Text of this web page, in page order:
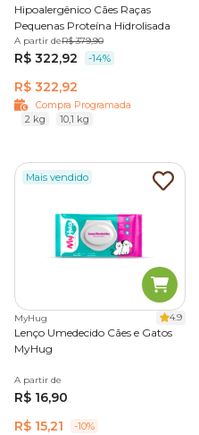
Hipoalergênico Cães Raças
Pequenas Proteína Hidrolisada
A partir deR$ 379,90
R$ 322,92 -14%
R$ 322,92
Compra Programada
2 kg
10,1 kg
Mais vendido
MyHug 4.9
Lenço Umedecido Cães e Gatos
MyHug
A partir de
R$ 16,90
R$ 15,21
-10%